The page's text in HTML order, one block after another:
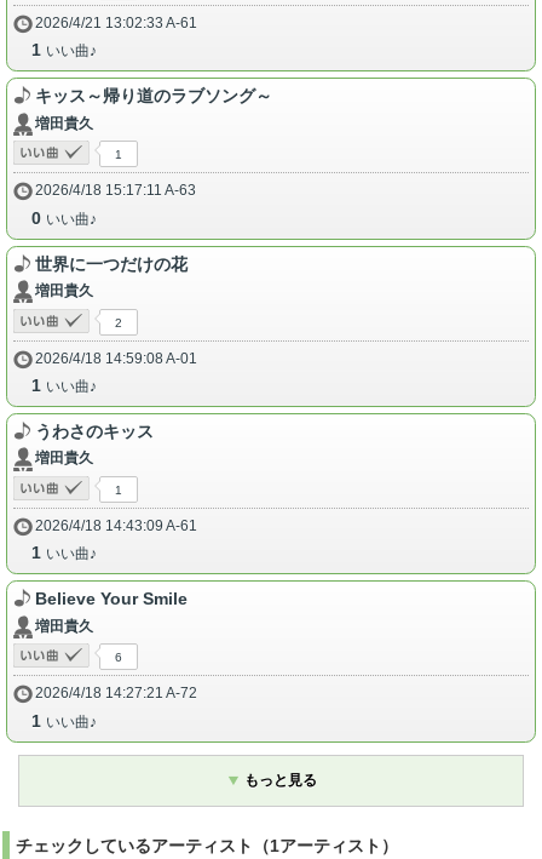
2026/4/21 13:02:33 A-61
1 いい曲♪
キッス～帰り道のラブソング～
増田貴久
1
2026/4/18 15:17:11 A-63
0 いい曲♪
世界に一つだけの花
増田貴久
2
2026/4/18 14:59:08 A-01
1 いい曲♪
うわさのキッス
増田貴久
1
2026/4/18 14:43:09 A-61
1 いい曲♪
Believe Your Smile
増田貴久
6
2026/4/18 14:27:21 A-72
1 いい曲♪
もっと見る
チェックしているアーティスト（1アーティスト）